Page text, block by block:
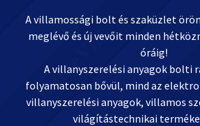
A villamossági bolt és szaküzlet
meglévő és új vevőit minden
óráig!
A villanyszerelési anyagok bolti
folyamatosan bővül, mind az
villanyszerelési anyagok, villamos
világítástechnikai